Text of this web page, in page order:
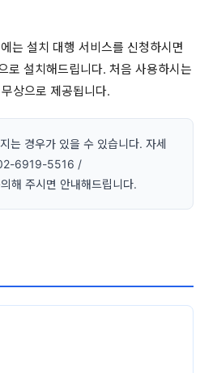
는 설치 대행 서비스를 신청하시면
로 설치해드립니다. 처음 사용하시는
상으로 제공됩니다.
는 경우가 있을 수 있습니다. 자세
6919-5516 /
해 주시면 안내해드립니다.